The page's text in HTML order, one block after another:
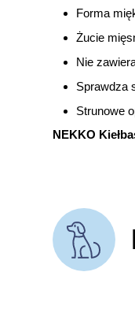
Forma
Żucie
Nie
Sprawdza
Strunowe
NEKKO